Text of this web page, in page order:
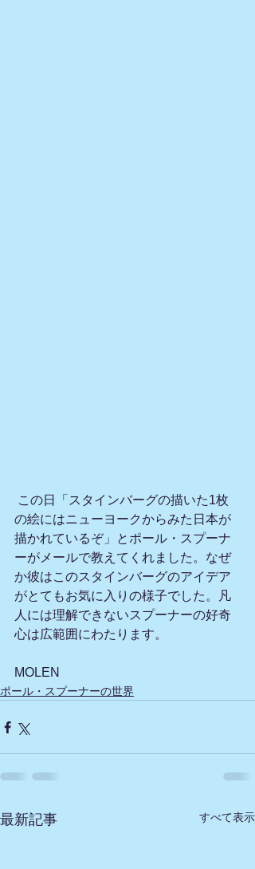
の絵にはニューヨークからみた日本が
描かれているぞ」とポール・スプーナ
ーがメールで教えてくれました。なぜ
か彼はこのスタインバーグのアイデア
がとてもお気に入りの様子でした。凡
人には理解できないスプーナーの好奇
心は広範囲にわたります。
MOLEN
ポール・スプーナーの世界
最新記事 すべて表示